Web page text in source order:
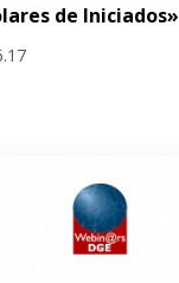
de Iniciados»